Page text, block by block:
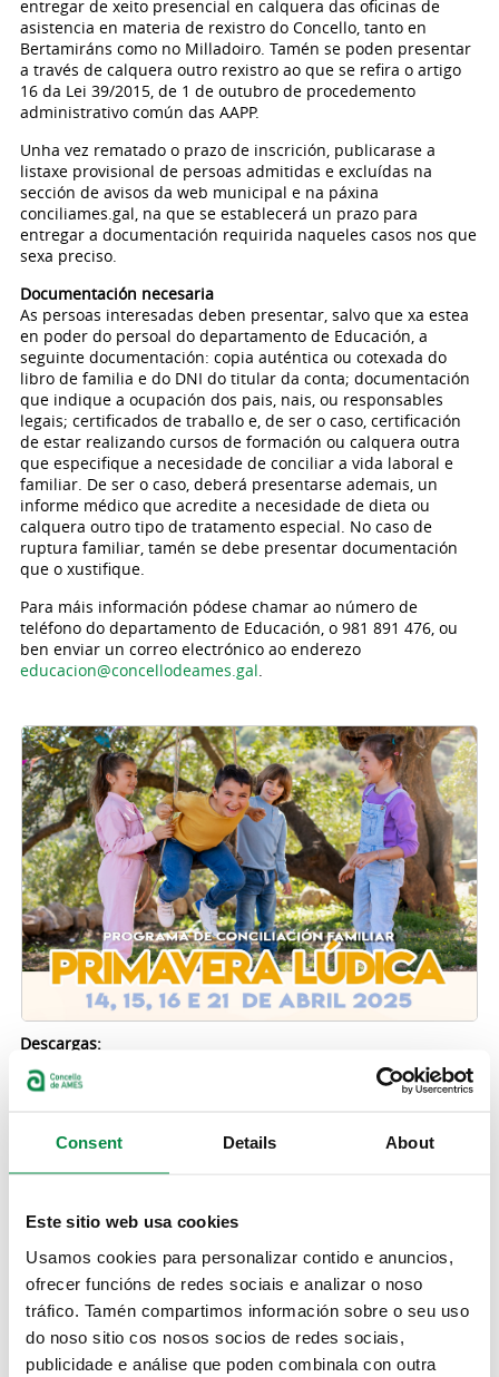
Consent Details About
Este sitio web usa cookies
Usamos cookies para personalizar contido e anuncios,
ofrecer funcións de redes sociais e analizar o noso
tráfico. Tamén compartimos información sobre o seu uso
do noso sitio cos nosos socios de redes sociais,
publicidade e análise que poden combinala con outra
entregar de xeito presencial en calquera das oficinas de
asistencia en materia de rexistro do Concello, tanto en
Bertamiráns como no Milladoiro. Tamén se poden presentar
a través de calquera outro rexistro ao que se refira o artigo
16 da Lei 39/2015, de 1 de outubro de procedemento
administrativo común das AAPP.
Unha vez rematado o prazo de inscrición, publicarase a
listaxe provisional de persoas admitidas e excluídas na
sección de avisos da web municipal e na páxina
conciliames.gal, na que se establecerá un prazo para
entregar a documentación requirida naqueles casos nos que
sexa preciso.
Documentación necesaria
As persoas interesadas deben presentar, salvo que xa estea
en poder do persoal do departamento de Educación, a
seguinte documentación: copia auténtica ou cotexada do
libro de familia e do DNI do titular da conta; documentación
que indique a ocupación dos pais, nais, ou responsables
legais; certificados de traballo e, de ser o caso, certificación
de estar realizando cursos de formación ou calquera outra
que especifique a necesidade de conciliar a vida laboral e
familiar. De ser o caso, deberá presentarse ademais, un
informe médico que acredite a necesidade de dieta ou
calquera outro tipo de tratamento especial. No caso de
ruptura familiar, tamén se debe presentar documentación
que o xustifique.
Para máis información pódese chamar ao número de
teléfono do departamento de Educación, o 981 891 476, ou
ben enviar un correo electrónico ao enderezo
educacion@concellodeames.gal.
Descargas:
Anexo I Primavera Lúdica 2025
Anexo II Primavera Lúdica 2025
Ordenanza fiscal reguladora da taxa pola prestación de
servizos complementarios educativos e de conciliación do
Regulamento de funcionamento dos programa lúdicos
MULTIMEDIA